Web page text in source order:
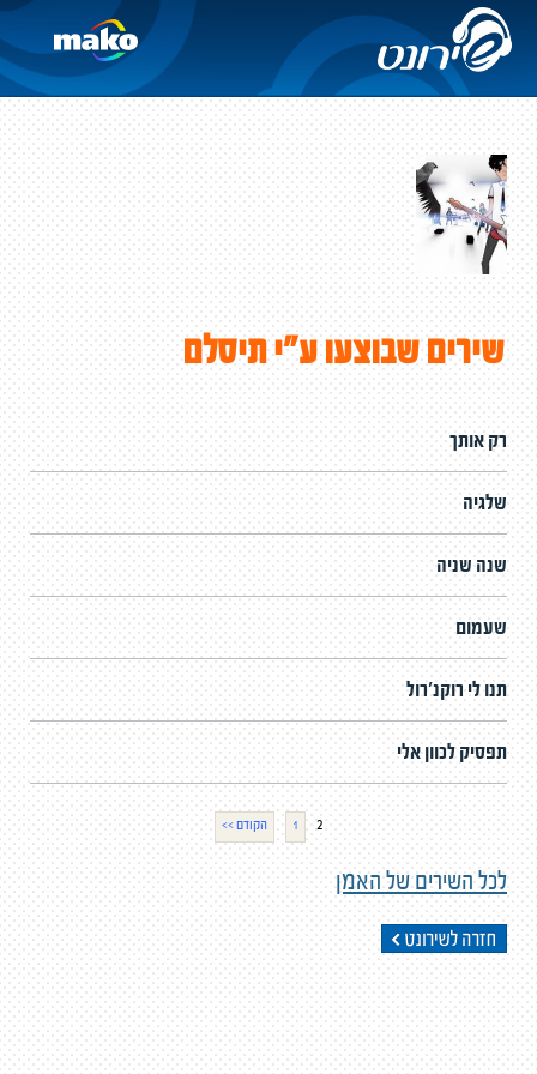
שירים שבוצעו ע"י תיסלם
רק אותך
שלגיה
שנה שניה
שעמום
תנו לי רוקנ'רול
תפסיק לכוון אלי
<< הקודם 1 2
לכל השירים של האמן